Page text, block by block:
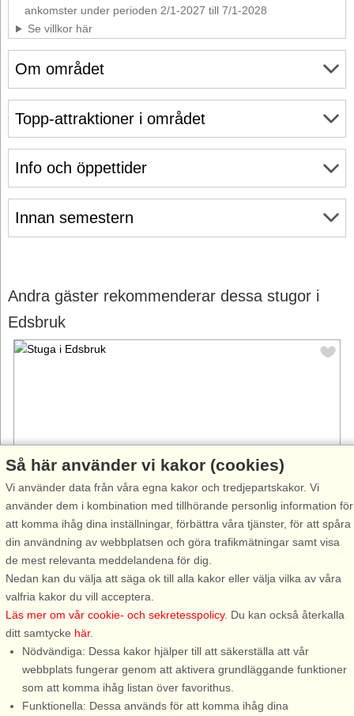
Om området
Info och öppettider
Innan semestern
ankomster under perioden 2/1-2027 till 7/1-2028
Se villkor här
Topp-attraktioner i området
Andra gäster rekommenderar dessa stugor i
Edsbruk
Stugnr: 57724
Edsbruk
6 personer, 77 m²
550 m till sjö/hav:.
Fantastiska sommarhus med det lilla extra i vackra Djursnäs.
Husen är oerhört vackert inredda av en professionell inredare
som gjort sitt yttersta för att ni ska trivas och få en fin vistelse.
Huset är ...
från 9.574 SEK
Så här använder vi kakor (cookies)
Vi använder data från våra egna kakor och tredjepartskakor. Vi
använder dem i kombination med tillhörande personlig information för
att komma ihåg dina inställningar, förbättra våra tjänster, för att spåra
din användning av webbplatsen och göra trafikmätningar samt visa
de mest relevanta meddelandena för dig.
Nedan kan du välja att säga ok till alla kakor eller välja vilka av våra
valfria kakor du vill acceptera.
Läs mer om vår cookie- och sekretesspolicy. Du kan också återkalla
ditt samtycke här.
Nödvändiga: Dessa kakor hjälper till att säkerställa att vår
webbplats fungerar genom att aktivera grundläggande funktioner
som att komma ihåg listan över favorithus.
Funktionella: Dessa används för att komma ihåg dina